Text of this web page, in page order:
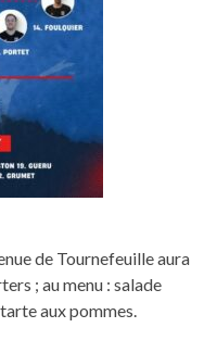
de Tournefeuille aura
; au menu : salade
aux pommes.